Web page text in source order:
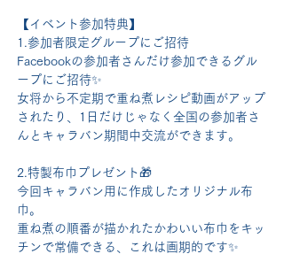
【イベント参加特典】
1.参加者限定グループにご招待
Facebookの参加者さんだけ参加できるグル
ープにご招待✨
女将から不定期で重ね煮レシピ動画がアップ
されたり、1日だけじゃなく全国の参加者さ
んとキャラバン期間中交流ができます。
2.特製布巾プレゼント🎁
今回キャラバン用に作成したオリジナル布
巾。
重ね煮の順番が描かれたかわいい布巾をキッ
チンで常備できる、これは画期的です✨